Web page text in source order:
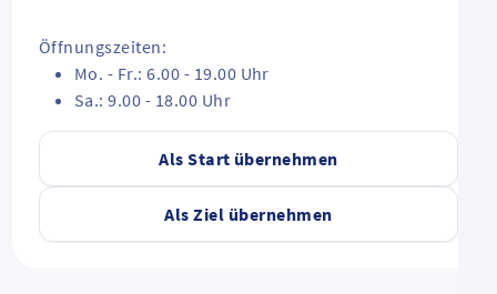
Als Start übernehmen
Als Ziel übernehmen
Öffnungszeiten:
Mo. - Fr.: 6.00 - 19.00 Uhr
Sa.: 9.00 - 18.00 Uhr